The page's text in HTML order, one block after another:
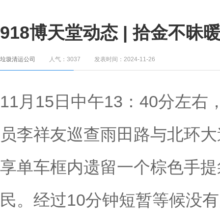
918博天堂动态 | 拾金不昧
垃圾清运公司 人气：3037 发表时间：2024-11-26
11月15日中午13：40分左右，
员李祥友巡查雨田路与北环
享单车框内遗留一个棕色手
民。经过10分钟短暂等候没